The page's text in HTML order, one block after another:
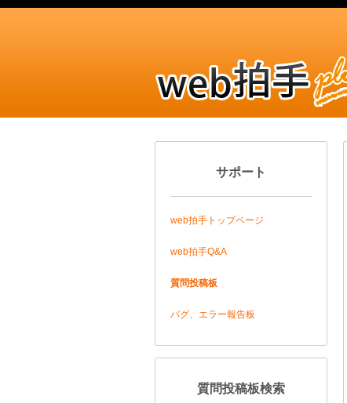
サポート
web拍手トップページ
web拍手Q&A
質問投稿板
バグ、エラー報告板
質問投稿板検索